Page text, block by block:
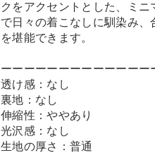
クをアクセントとした、ミ
で日々の着こなしに馴染み
を堪能できます。
ーーーーーーーーーーーーー
透け感：なし
裏地：なし
伸縮性：ややあり
光沢感：なし
生地の厚さ：普通